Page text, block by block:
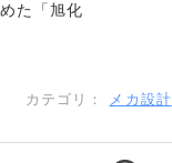
た「旭化
カテゴリ： メカ設計